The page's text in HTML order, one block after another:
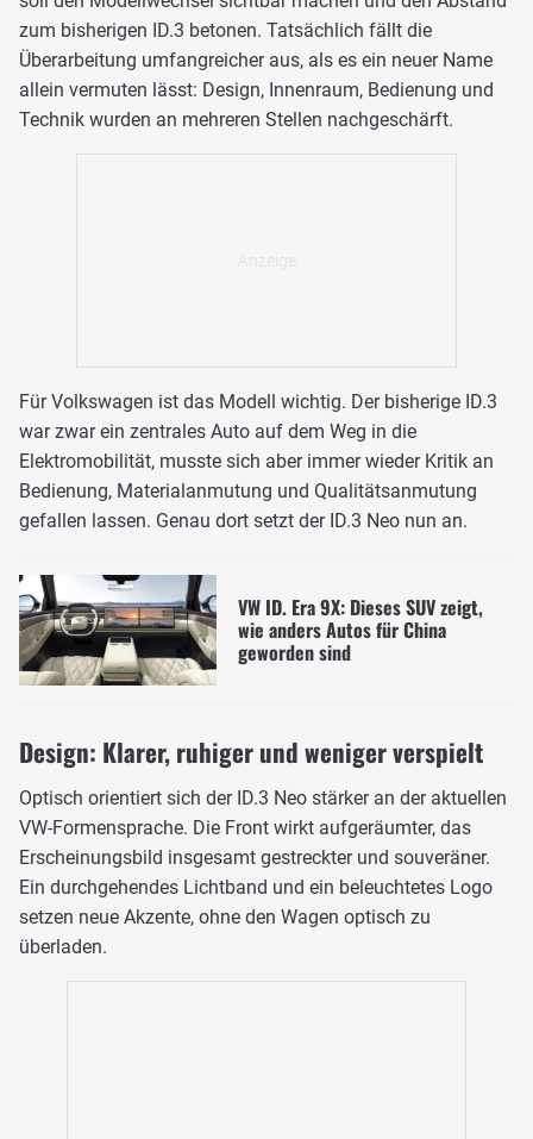
zum bisherigen ID.3 betonen. Tatsächlich fällt die
Überarbeitung umfangreicher aus, als es ein neuer Name
allein vermuten lässt: Design, Innenraum, Bedienung und
Technik wurden an mehreren Stellen nachgeschärft.
Für Volkswagen ist das Modell wichtig. Der bisherige ID.3
war zwar ein zentrales Auto auf dem Weg in die
Elektromobilität, musste sich aber immer wieder Kritik an
Bedienung, Materialanmutung und Qualitätsanmutung
gefallen lassen. Genau dort setzt der ID.3 Neo nun an.
VW ID. Era 9X: Dieses SUV zeigt,
wie anders Autos für China
geworden sind
Design: Klarer, ruhiger und weniger verspielt
Optisch orientiert sich der ID.3 Neo stärker an der aktuellen
VW-Formensprache. Die Front wirkt aufgeräumter, das
Erscheinungsbild insgesamt gestreckter und souveräner.
Ein durchgehendes Lichtband und ein beleuchtetes Logo
setzen neue Akzente, ohne den Wagen optisch zu
überladen.